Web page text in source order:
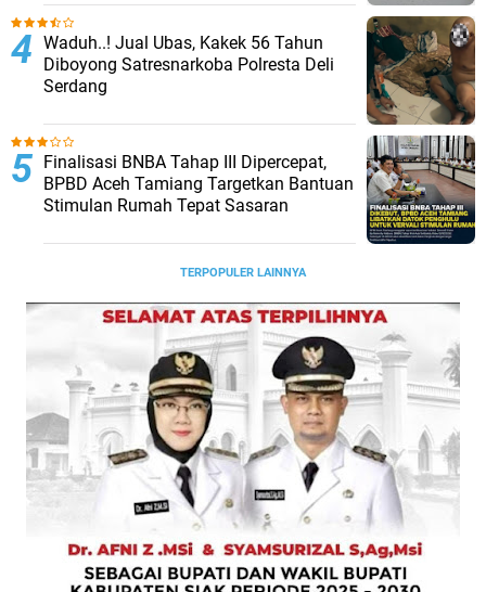
Waduh..! Jual Ubas, Kakek 56 Tahun
Diboyong Satresnarkoba Polresta Deli
Serdang
Finalisasi BNBA Tahap III Dipercepat,
BPBD Aceh Tamiang Targetkan Bantuan
Stimulan Rumah Tepat Sasaran
TERPOPULER LAINNYA